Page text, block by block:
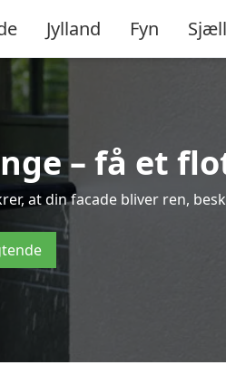
Jylland Fyn
– få et
at din facade bliver ren,